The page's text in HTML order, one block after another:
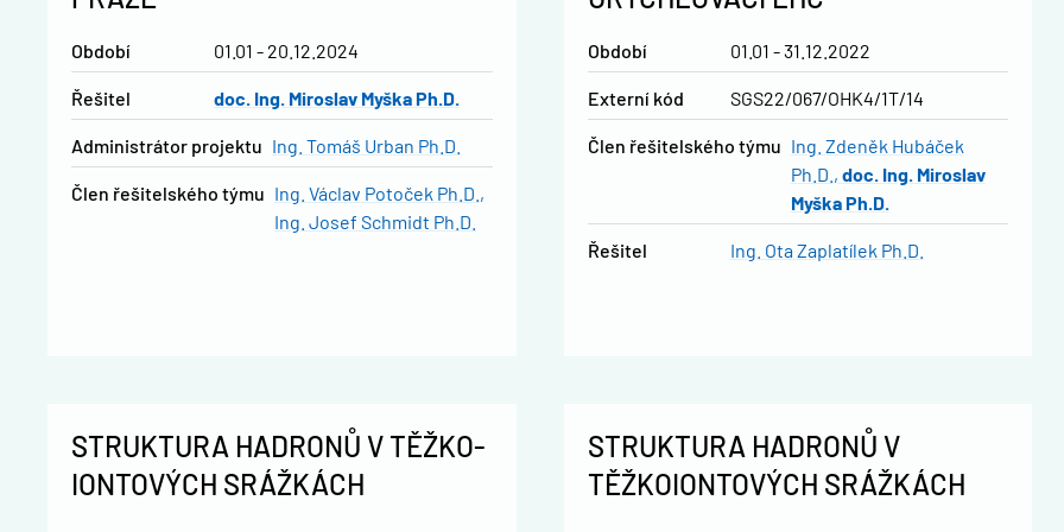
Období 01.01 - 20.12.2024
řešitel doc. Ing. Miroslav Myška Ph.D.
administrátor projektu Ing. Tomáš Urban Ph.D.
člen řešitelského týmu Ing. Václav Potoček Ph.D.
Ing. Josef Schmidt Ph.D.
Období 01.01 - 31.12.2022
Externí kód SGS22/067/OHK4/1T/14
člen řešitelského týmu Ing. Zdeněk Hubáček
Ph.D.
doc. Ing. Miroslav
Myška Ph.D.
řešitel Ing. Ota Zaplatílek Ph.D.
STRUKTURA HADRONŮ V TĚŽKO-
IONTOVÝCH SRÁŽKÁCH
STRUKTURA HADRONŮ V
TĚŽKOIONTOVÝCH SRÁŽKÁCH